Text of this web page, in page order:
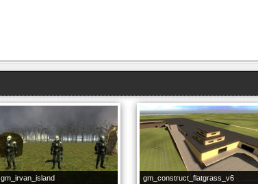
gm_irvan_island gm_construct_flatgrass_v6